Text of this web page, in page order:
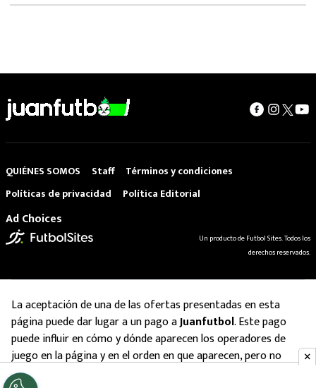
QUIÉNES SOMOS Staff
Términos y condiciones
Políticas de privacidad
Política Editorial
Ad Choices
Un producto de Futbol Sites. Todos los
derechos reservados.
La aceptación de una de las ofertas presentadas en esta
página puede dar lugar a un pago aJuanfutbol. Este pago
puede influir en cómo y dónde aparecen los operadores de
juego en la página y en el orden en que aparecen, pero no
influye en nuestras evaluaciones.